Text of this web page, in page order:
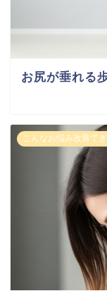
お尻が垂れる
こんなお悩み改善で